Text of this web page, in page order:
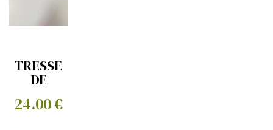
TRESSE
DE
seal
24.00 €